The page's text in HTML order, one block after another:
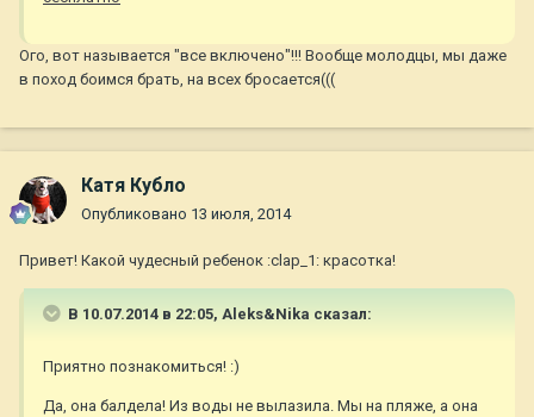
Ого, вот называется "все включено"!!! Вообще молодцы, мы даже
в поход боимся брать, на всех бросается(((
Катя Кубло
Опубликовано 13 июля, 2014
Привет! Какой чудесный ребенок :clap_1: красотка!
В 10.07.2014 в 22:05, Aleks&Nika сказал:
Приятно познакомиться! :)
Да, она балдела! Из воды не вылазила. Мы на пляже, а она